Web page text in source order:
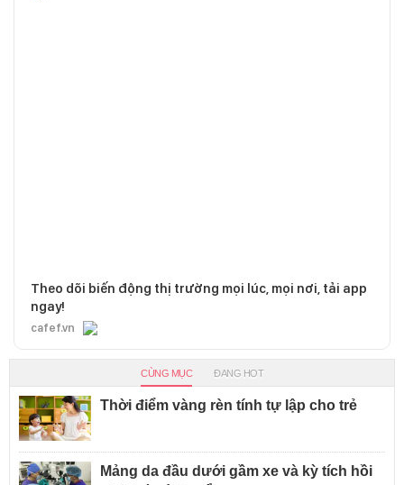
Theo dõi biến động thị trường mọi lúc, mọi nơi, tải app
ngay!
cafef.vn
CÙNG MỤC ĐANG HOT
Thời điểm vàng rèn tính tự lập cho trẻ
Mảng da đầu dưới gầm xe và kỳ tích hồi